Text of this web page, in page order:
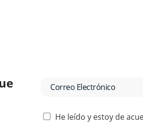
He leído y estoy de